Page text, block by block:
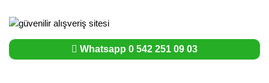
Whatsapp 0 542 251 09 03